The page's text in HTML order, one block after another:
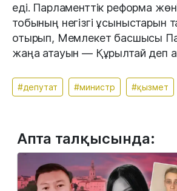
еді. Парламенттік реформа
тобының негізгі ұсыныстарын
отырып, Мемлекет басшысы
жаңа атауын — Құрылтай деп
#депутат #министр #қызмет
Апта талқысында: